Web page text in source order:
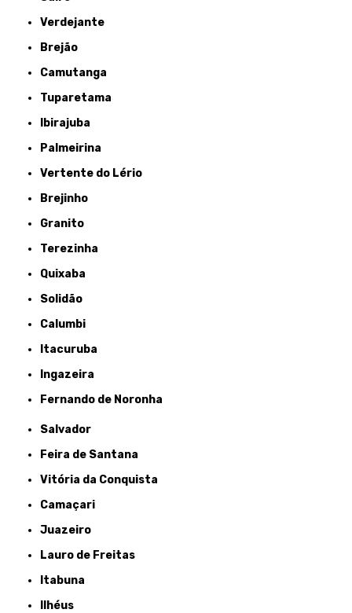
Verdejante
Brejão
Camutanga
Tuparetama
Ibirajuba
Palmeirina
Vertente do Lério
Brejinho
Granito
Terezinha
Quixaba
Solidão
Calumbi
Itacuruba
Ingazeira
Fernando de Noronha
Salvador
Feira de Santana
Vitória da Conquista
Camaçari
Juazeiro
Lauro de Freitas
Itabuna
Ilhéus